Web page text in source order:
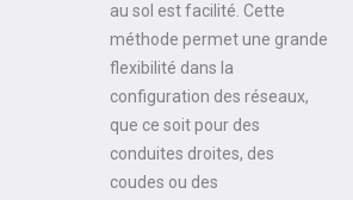
au sol est facilité. Cette
méthode permet une grande
flexibilité dans la
configuration des réseaux,
que ce soit pour des
conduites droites, des
coudes ou des